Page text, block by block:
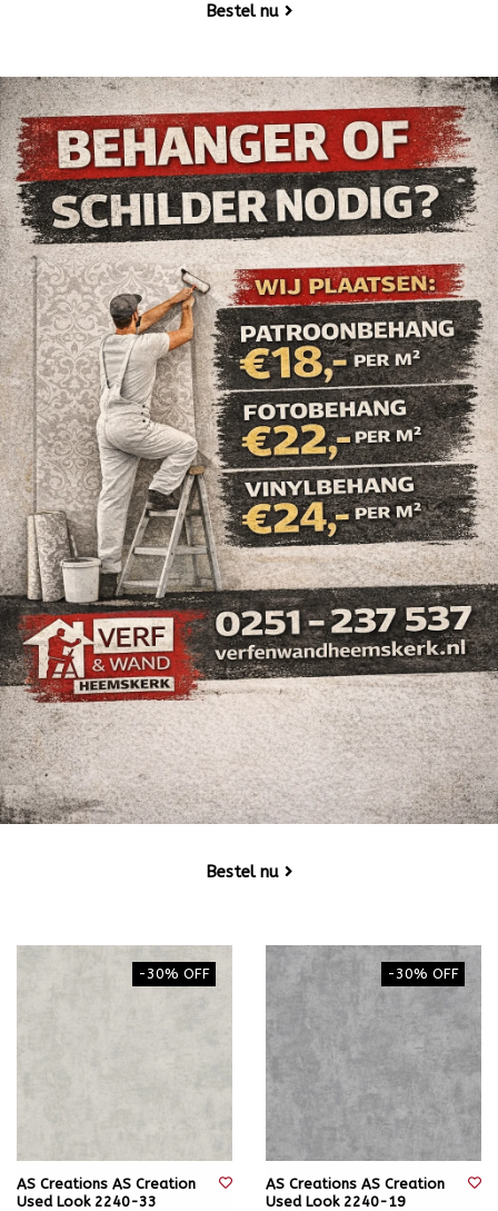
Bestel nu
Bestel nu
-30% OFF
AS Creations AS Creation
Used Look 2240-33
-30% OFF
AS Creations AS Creation
Used Look 2240-19